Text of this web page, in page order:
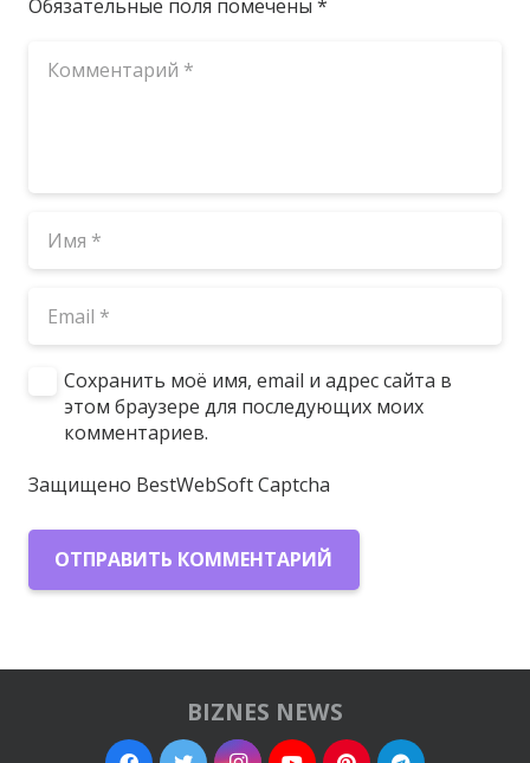
Обязательные поля помечены *
Сохранить моё имя, email и адрес сайта в
этом браузере для последующих моих
комментариев.
Защищено BestWebSoft Captcha
ОТПРАВИТЬ КОММЕНТАРИЙ
BIZNES NEWS